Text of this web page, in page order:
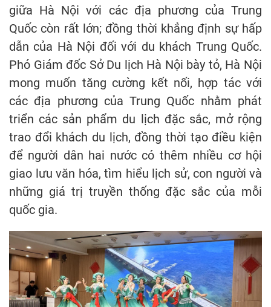
giữa Hà Nội với các địa phương của Trung
Quốc còn rất lớn; đồng thời khẳng định sự hấp
dẫn của Hà Nội đối với du khách Trung Quốc.
Phó Giám đốc Sở Du lịch Hà Nội bày tỏ, Hà Nội
mong muốn tăng cường kết nối, hợp tác với
các địa phương của Trung Quốc nhằm phát
triển các sản phẩm du lịch đặc sắc, mở rộng
trao đổi khách du lịch, đồng thời tạo điều kiện
để người dân hai nước có thêm nhiều cơ hội
giao lưu văn hóa, tìm hiểu lịch sử, con người và
những giá trị truyền thống đặc sắc của mỗi
quốc gia.